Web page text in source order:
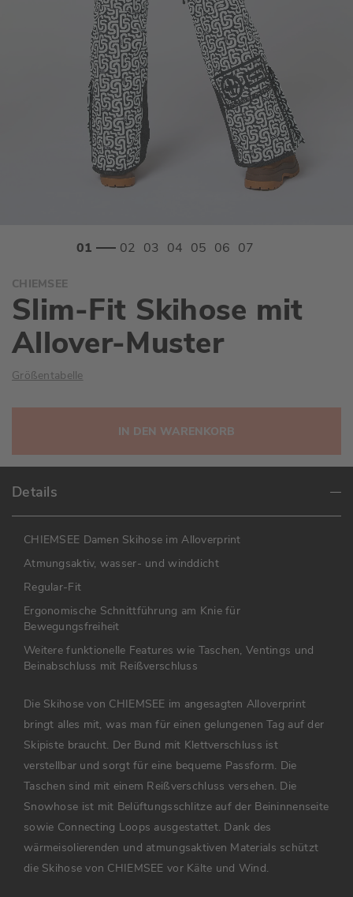
Anfang
der
Bildgalerie
springen
CHIEMSEE
Slim-Fit Skihose mit
Allover-Muster
Größentabelle
IN DEN WARENKORB
Details
CHIEMSEE Damen Skihose im Alloverprint
Atmungsaktiv, wasser- und winddicht
Regular-Fit
Ergonomische Schnittführung am Knie für
Bewegungsfreiheit
Weitere funktionelle Features wie Taschen, Ventings und
Beinabschluss mit Reißverschluss
Die Skihose von CHIEMSEE im angesagten Alloverprint
bringt alles mit, was man für einen gelungenen Tag auf der
Skipiste braucht. Der Bund mit Klettverschluss ist
verstellbar und sorgt für eine bequeme Passform. Die
Taschen sind mit einem Reißverschluss versehen. Die
Snowhose ist mit Belüftungsschlitze auf der Beininnenseite
sowie Connecting Loops ausgestattet. Dank des
wärmeisolierenden und atmungsaktiven Materials schützt
die Skihose von CHIEMSEE vor Kälte und Wind.